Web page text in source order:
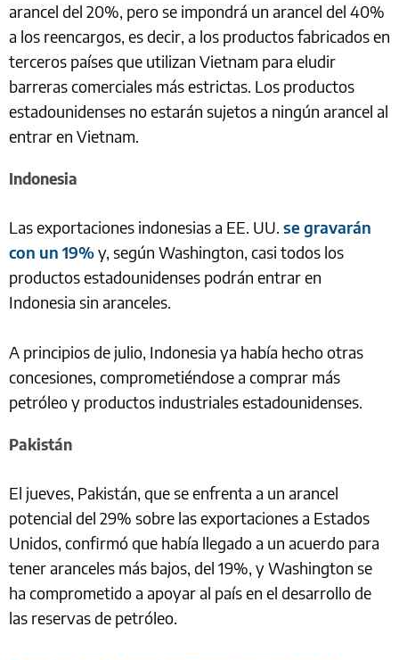
arancel del 20%, pero se impondrá un arancel del 40%
a los reencargos, es decir, a los productos fabricados en
terceros países que utilizan Vietnam para eludir
barreras comerciales más estrictas. Los productos
estadounidenses no estarán sujetos a ningún arancel al
entrar en Vietnam.
Indonesia
Las exportaciones indonesias a EE. UU. se gravarán
con un 19%y, según Washington, casi todos los
productos estadounidenses podrán entrar en
Indonesia sin aranceles.
A principios de julio, Indonesia ya había hecho otras
concesiones, comprometiéndose a comprar más
petróleo y productos industriales estadounidenses.
Pakistán
El jueves, Pakistán, que se enfrenta a un arancel
potencial del 29% sobre las exportaciones a Estados
Unidos, confirmó que había llegado a un acuerdo para
tener aranceles más bajos, del 19%, y Washington se
ha comprometido a apoyar al país en el desarrollo de
las reservas de petróleo.